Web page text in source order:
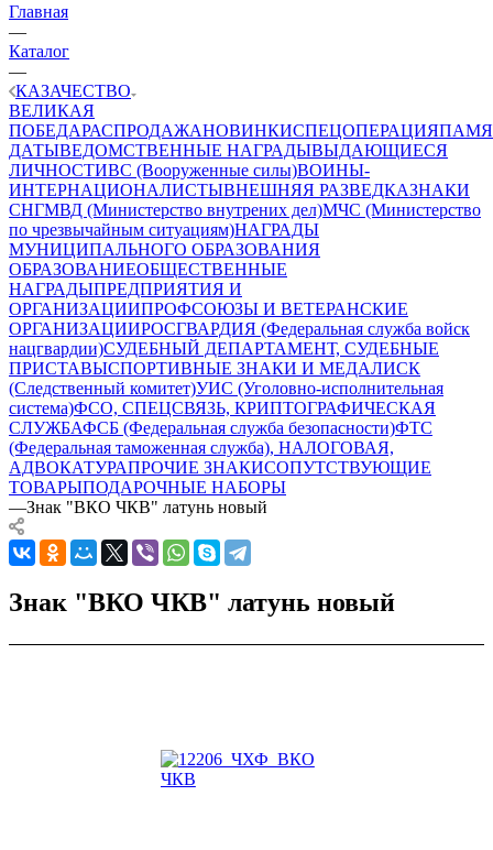
Главная
—
Каталог
—
КАЗАЧЕСТВО
ВЕЛИКАЯ
ПОБЕДАРАСПРОДАЖАНОВИНКИСПЕЦОПЕРАЦИЯ
ДАТЫВЕДОМСТВЕННЫЕ НАГРАДЫВЫДАЮЩИЕСЯ
ЛИЧНОСТИВС (Вооруженные силы)ВОИНЫ-
ИНТЕРНАЦИОНАЛИСТЫВНЕШНЯЯ РАЗВЕДКАЗНАКИ
СНГМВД (Министерство внутрених дел)МЧС (Министерство
по чрезвычайным ситуациям)НАГРАДЫ
МУНИЦИПАЛЬНОГО ОБРАЗОВАНИЯ
ОБРАЗОВАНИЕОБЩЕСТВЕННЫЕ
НАГРАДЫПРЕДПРИЯТИЯ И
ОРГАНИЗАЦИИПРОФСОЮЗЫ И ВЕТЕРАНСКИЕ
ОРГАНИЗАЦИИРОСГВАРДИЯ (Федеральная служба войск
нацгвардии)СУДЕБНЫЙ ДЕПАРТАМЕНТ, СУДЕБНЫЕ
ПРИСТАВЫСПОРТИВНЫЕ ЗНАКИ И МЕДАЛИСК
(Следственный комитет)УИС (Уголовно-исполнительная
система)ФСО, СПЕЦСВЯЗЬ, КРИПТОГРАФИЧЕСКАЯ
СЛУЖБАФСБ (Федеральная служба безопасности)ФТС
(Федеральная таможенная служба), НАЛОГОВАЯ,
АДВОКАТУРАПРОЧИЕ ЗНАКИСОПУТСТВУЮЩИЕ
ТОВАРЫПОДАРОЧНЫЕ НАБОРЫ
—Знак "ВКО ЧКВ" латунь новый
Знак "ВКО ЧКВ" латунь новый